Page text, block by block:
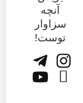
آنچه
سزاوار
توست!